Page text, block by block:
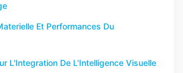
Et Performances Du
L'Integration De L'Intelligence Visuelle